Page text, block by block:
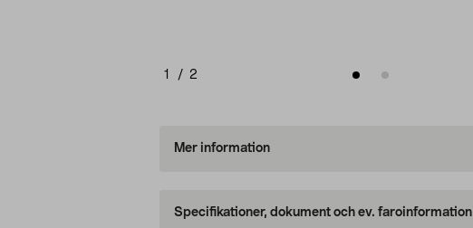
1 / 2
Mer information
Specifikationer, dokument och ev. faroinformation